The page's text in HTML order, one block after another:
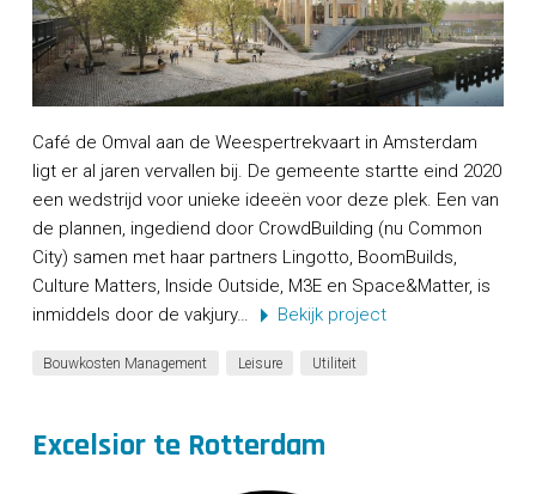
Café de Omval aan de Weespertrekvaart in Amsterdam
ligt er al jaren vervallen bij. De gemeente startte eind 2020
een wedstrijd voor unieke ideeën voor deze plek. Een van
de plannen, ingediend door CrowdBuilding (nu Common
City) samen met haar partners Lingotto, BoomBuilds,
Culture Matters, Inside Outside, M3E en Space&Matter, is
inmiddels door de vakjury…
Bekijk project
Bouwkosten Management Leisure Utiliteit
Excelsior te Rotterdam